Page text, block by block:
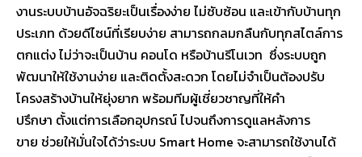
งานระบบบ้านอัจฉริยะเป็นเรื่องง่าย ไม่ซับซ้อน และเข้ากับบ้านทุก
ประเภท ด้วยดีไซน์ที่เรียบง่าย สามารถกลมกลืนกับทุกสไตล์การ
ตกแต่ง ไม่ว่าจะเป็นบ้าน คอนโด หรือบ้านรีโนเวท ซึ่งระบบถูก
พัฒนาให้ใช้งานง่าย และติดตั้งสะดวก โดยไม่จำเป็นต้องปรับ
โครงสร้างบ้านให้ยุ่งยาก พร้อมทีมผู้เชี่ยวชาญที่ให้คำ
ปรึกษา ตั้งแต่การเลือกอุปกรณ์ ไปจนถึงการดูแลหลังการ
ขาย ช่วยให้มั่นใจได้ว่าระบบ Smart Home จะสามารถใช้งานได้